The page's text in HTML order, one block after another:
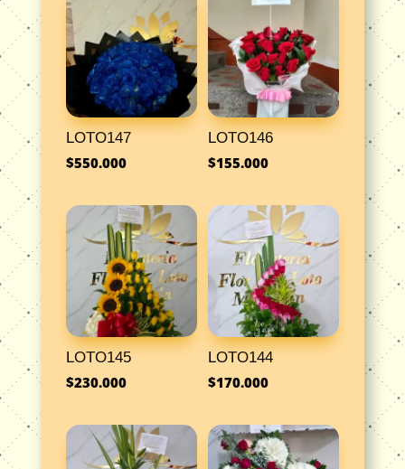
LOTO147
$550.000
LOTO146
$155.000
LOTO145
$230.000
LOTO144
$170.000